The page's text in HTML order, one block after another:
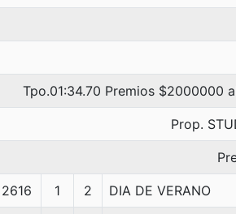
Tpo.01:34.70 Premios $2000000
Prop.
2616 1 2 DIA DE VERANO